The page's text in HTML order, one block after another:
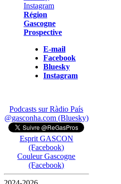
Région
Gascogne
Prospective
E-mail
Facebook
Bluesky
Instagram
Podcasts sur Ràdio País
@gasconha.com (Bluesky)
Esprit GASCON
(Facebook)
Couleur Gascogne
(Facebook)